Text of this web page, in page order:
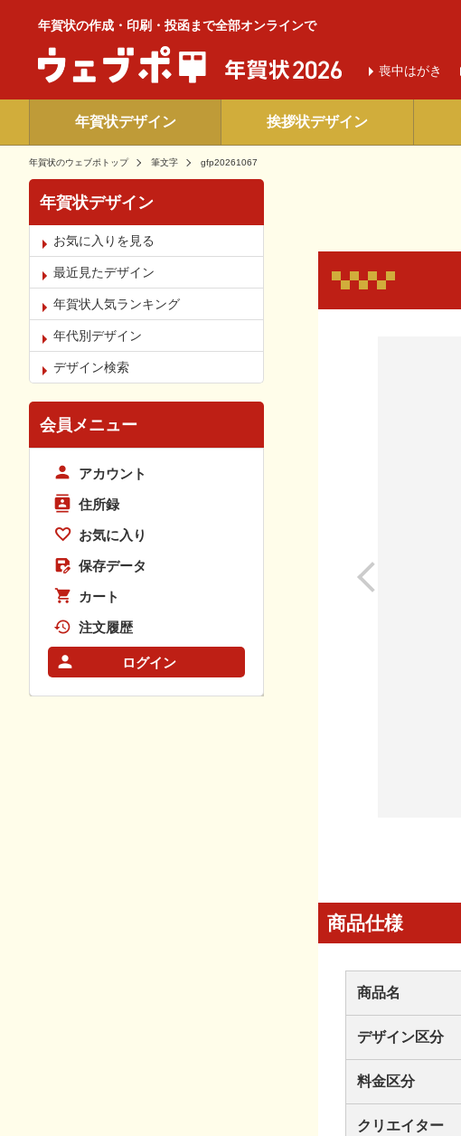
年賀状の作成・印刷・投函まで全部オンラインで
喪中はがき
年賀状デザイン 挨拶状デザイン
年賀状のウェブポトップ 筆文字 gfp20261067
商品仕様
商品名
デザイン区分
料金区分
クリエイター
年賀状デザイン
お気に入りを見る
最近見たデザイン
年賀状人気ランキング
年代別デザイン
デザイン検索
会員メニュー
アカウント
住所録
お気に入り
保存データ
カート
注文履歴
ログイン